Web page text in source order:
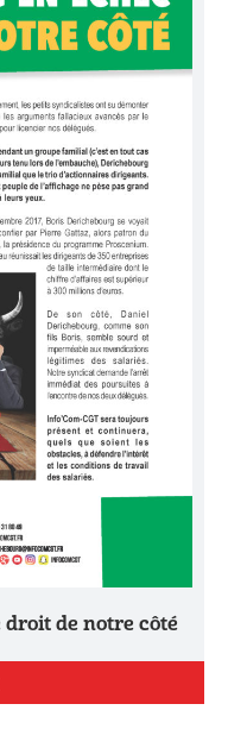
droit de notre côté